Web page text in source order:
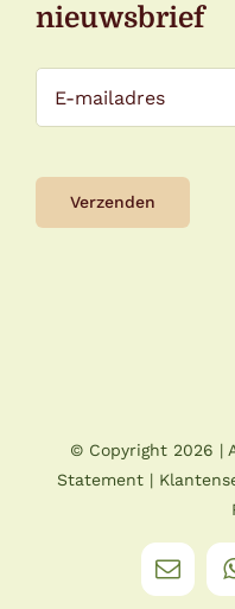
nieuwsbrief
© Copyright 2026 |
Statement |
E-